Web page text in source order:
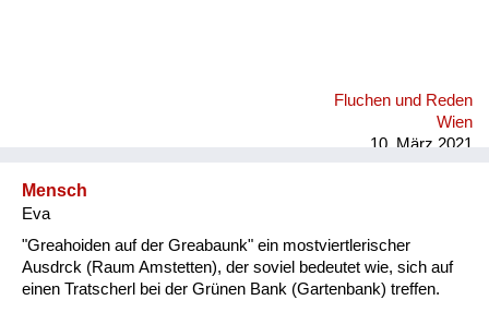
Fluchen und Reden
Wien
10. März 2021
Mensch
Eva
"Greahoiden auf der Greabaunk" ein mostviertlerischer
Ausdrck (Raum Amstetten), der soviel bedeutet wie, sich auf
einen Tratscherl bei der Grünen Bank (Gartenbank) treffen.